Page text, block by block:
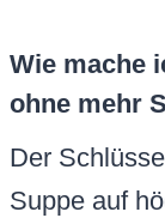
Wie mache
ohne mehr
Der
Suppe auf